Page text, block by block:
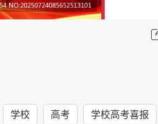
学校 高考 学校高考喜报